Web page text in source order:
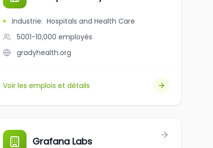
Industrie: Hospitals and Health Care
5001-10,000 employés
gradyhealth.org
Voir les emplois et détails
Grafana Labs